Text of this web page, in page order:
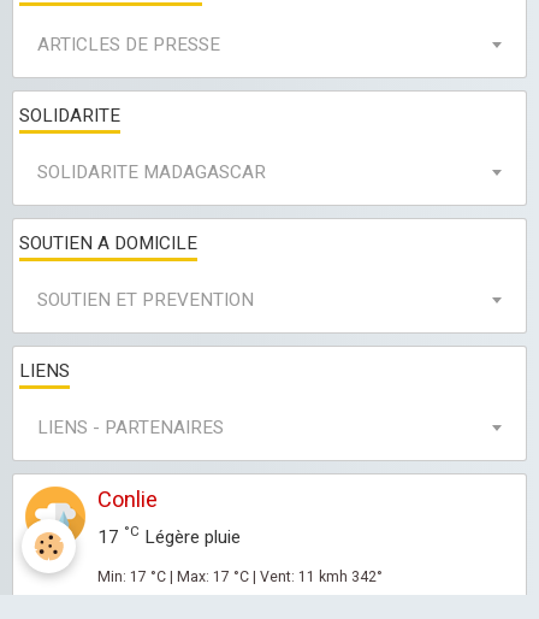
ARTICLES DE PRESSE
SOLIDARITE
SOLIDARITE MADAGASCAR
SOUTIEN A DOMICILE
SOUTIEN ET PREVENTION
LIENS
LIENS - PARTENAIRES
Conlie
17 °C Légère pluie
Min: 17 °C | Max: 17 °C | Vent: 11 kmh 342°